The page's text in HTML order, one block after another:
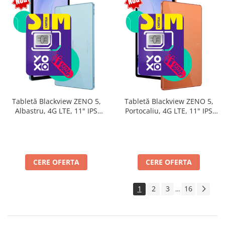
Tabletă Blackview ZENO 5,
Albastru, 4G LTE, 11" IPS
SIM
CERE OFERTA
Tabletă Blackview ZENO 5,
Portocaliu, 4G LTE, 11" IPS
SIM
CERE OFERTA
1 2 3 ... 16